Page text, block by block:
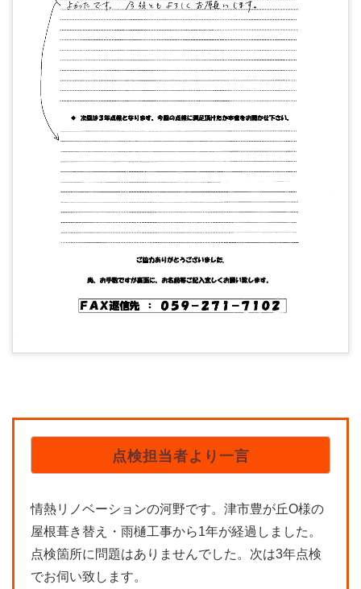
点検担当者より一言
情熱リノベーションの河野です。津市豊が丘O様の
屋根葺き替え・雨樋工事から1年が経過しました。
点検箇所に問題はありませんでした。次は3年点検
でお伺い致します。